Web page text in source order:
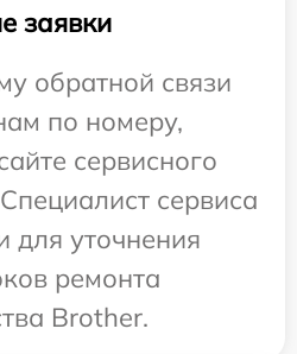
заявки
обратной связи
по номеру,
сервисного
сервиса
для уточнения
ремонта
Brother.